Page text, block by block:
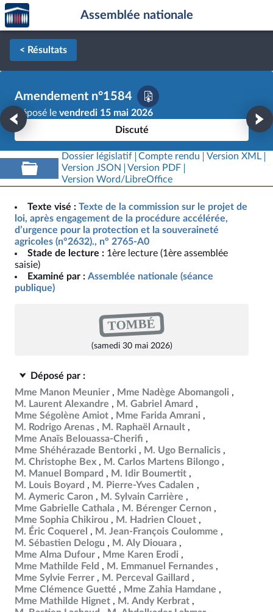
Aller au contenu
Aller en bas de la page
Accèder
à la
page
d'accueil
Assemblée nationale
< Résultats
Amendement n°1584
Déposé le vendredi 15 mai 2026
Discuté
Dossier législatif Compte rendu
Version XML
Version JSON
Version PDF
Version Word/LibreOffice
Texte visé : Texte de la commission sur le projet de
loi, après engagement de la procédure accélérée,
d’urgence pour la protection et la souveraineté
agricoles (n°2632)., n° 2765-A0
Stade de lecture : 1ère lecture (1ère assemblée
saisie)
Examiné par : Assemblée nationale (séance
publique)
TOMBÉ
(samedi 30 mai 2026)
Déposé par :
Mme Manon Meunier
Mme Nadège Abomangoli
M. Laurent Alexandre
M. Gabriel Amard
Mme Ségolène Amiot
Mme Farida Amrani
M. Rodrigo Arenas
M. Raphaël Arnault
Mme Anaïs Belouassa-Cherifi
Mme Shéhérazade Bentorki
M. Ugo Bernalicis
M. Christophe Bex
M. Carlos Martens Bilongo
M. Manuel Bompard
M. Idir Boumertit
M. Louis Boyard
M. Pierre-Yves Cadalen
M. Aymeric Caron
M. Sylvain Carrière
Mme Gabrielle Cathala
M. Bérenger Cernon
Mme Sophia Chikirou
M. Hadrien Clouet
M. Éric Coquerel
M. Jean-François Coulomme
M. Sébastien Delogu
M. Aly Diouara
Mme Alma Dufour
Mme Karen Erodi
Mme Mathilde Feld
M. Emmanuel Fernandes
Mme Sylvie Ferrer
M. Perceval Gaillard
Mme Clémence Guetté
Mme Zahia Hamdane
Mme Mathilde Hignet
M. Andy Kerbrat